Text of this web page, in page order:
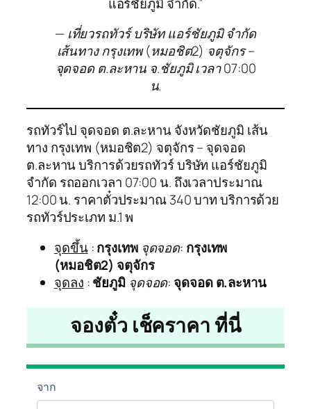
— เที่ยวรถทัวร์ บริษัท แอร์ชัยภูมิ จำกัด
เส้นทาง กรุงเทพ (หมอชิต2) จตุจักร –
จุดจอด ต.ละหาน จ.ชัยภูมิ เวลา 07:00
น.
รถทัวร์ไป จุดจอด ต.ละหาน จังหวัดชัยภูมิ เส้น
ทาง กรุงเทพ (หมอชิต2) จตุจักร – จุดจอด
ต.ละหาน บริการด้วยรถทัวร์ บริษัท แอร์ชัยภูมิ
จำกัด รถออกเวลา 07:00 น. ถึงเวลาประมาณ
12:00 น. ราคาตั๋วประมาณ 340 บาท บริการด้วย
รถทัวร์ประเภท ม.1 พ
จุดขึ้น:กรุงเทพ จุดจอด: กรุงเทพ
(หมอชิต2) จตุจักร
จุดลง :ชัยภูมิ จุดจอด: จุดจอด ต.ละหาน
จองตั๋ว เช็คราคา ที่นี่